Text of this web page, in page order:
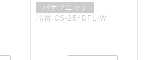
パナソニック
品番 CS-254DFL-W